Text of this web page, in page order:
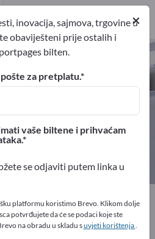
– pronađite
pružatelj usluga
zaštita Sigurnosni sustavi
×
inovacija, sajmova, trgovine u
obaviješteni prije ostalih i
bilten.
za pretplatu.
vaše biltene i prihvaćam
se odjaviti putem linka u
platformu koristimo Brevo. Klikom dolje
potvrđujete da će se podaci koje ste
na obradu u skladu suvjeti korištenja.